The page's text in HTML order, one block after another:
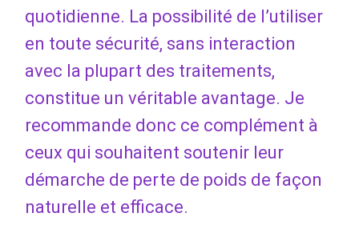
quotidienne. La possibilité de l’utiliser
en toute sécurité, sans interaction
avec la plupart des traitements,
constitue un véritable avantage. Je
recommande donc ce complément à
ceux qui souhaitent soutenir leur
démarche de perte de poids de façon
naturelle et efficace.